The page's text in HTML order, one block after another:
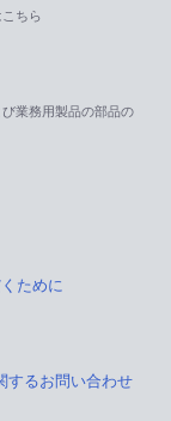
ちら
業務用製品の部品の
ために
するお問い合わせ